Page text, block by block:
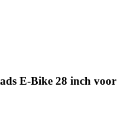
E-Bike 28 inch voor